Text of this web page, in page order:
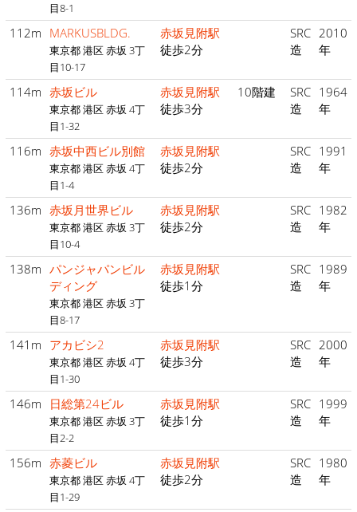
目8-1
112m MARKUSBLDG.
東京都 港区 赤坂 3丁
目10-17
赤坂見附駅
徒歩2分
SRC
造
2010
年
114m 赤坂ビル
東京都 港区 赤坂 4丁
目1-32
赤坂見附駅
徒歩3分
10階建
SRC
造
1964
年
116m 赤坂中西ビル別館
東京都 港区 赤坂 4丁
目1-4
赤坂見附駅
徒歩2分
SRC
造
1991
年
136m 赤坂月世界ビル
東京都 港区 赤坂 3丁
目10-4
赤坂見附駅
徒歩2分
SRC
造
1982
年
138m パンジャパンビル
ディング
東京都 港区 赤坂 3丁
目8-17
赤坂見附駅
徒歩1分
SRC
造
1989
年
141m アカビシ2
東京都 港区 赤坂 4丁
目1-30
赤坂見附駅
徒歩3分
SRC
造
2000
年
146m 日総第24ビル
東京都 港区 赤坂 3丁
目2-2
赤坂見附駅
徒歩1分
SRC
造
1999
年
156m 赤菱ビル
東京都 港区 赤坂 4丁
目1-29
赤坂見附駅
徒歩2分
SRC
造
1980
年